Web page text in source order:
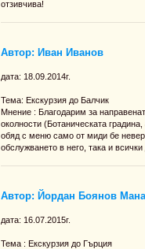
отзивчива!
Автор: Иван Иванов
дата: 18.09.2014г.
Тема: Екскурзия до Балчик
Мнение : Благодарим за
околности (Ботаническата
обяд с меню само от миди бе
обслужването в него, така и
Автор: Йордан Боянов
дата: 16.07.2015г.
Тема : Екскурзия до Гърция